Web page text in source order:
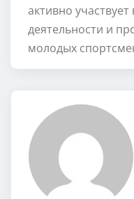
активно
деятельности и
молодых